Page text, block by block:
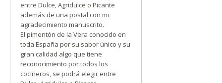
entre Dulce, Agridulce o Picante
además de una postal con mi
agradecimiento manuscrito.
El pimentón de la Vera conocido en
toda España por su sabor único y su
gran calidad algo que tiene
reconocimiento por todos los
cocineros, se podrá elegir entre